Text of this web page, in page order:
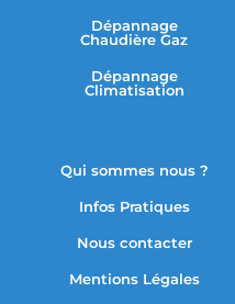
Dépannage
Chaudière Gaz
Dépannage
Climatisation
Qui sommes nous ?
Infos Pratiques
Nous contacter
Mentions Légales